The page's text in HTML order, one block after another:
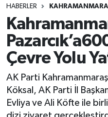
HABERLER
Çevre Yolu
AK Parti
Köksal, AK Parti İl
Evliya ve Ali Köfte ile
Güncel
Gündem
Magazin
Politika
Sağlık
Süper Lig Puan
Tüm Manşetler
Son Dakika Haberleri
Haber Arşivi